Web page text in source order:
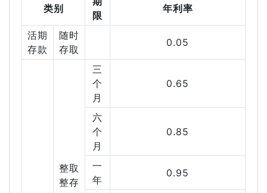
类别
限
年利率
活期
存款
随时
存取
0.05
整取
整存
三
个
月
0.65
六
个
月
0.85
一
年
0.95